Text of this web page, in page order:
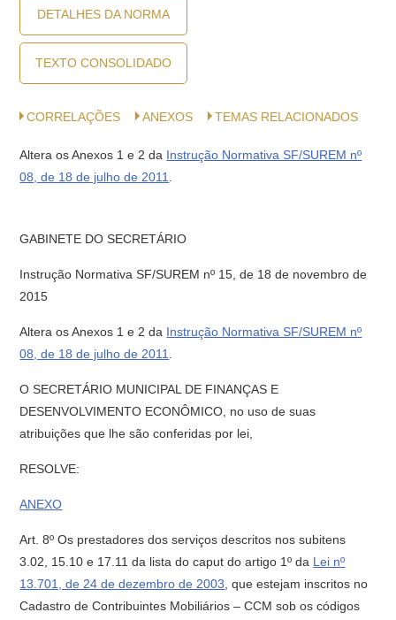
DETALHES DA NORMA
TEXTO CONSOLIDADO
CORRELAÇÕES ANEXOS TEMAS RELACIONADOS
Altera os Anexos 1 e 2 da Instrução Normativa SF/SUREM nº
08, de 18 de julho de 2011
GABINETE DO SECRETÁRIO
Instrução Normativa SF/SUREM nº 15, de 18 de novembro de
2015
Altera os Anexos 1 e 2 da Instrução Normativa SF/SUREM nº
08, de 18 de julho de 2011
O SECRETÁRIO MUNICIPAL DE FINANÇAS E
DESENVOLVIMENTO ECONÔMICO, no uso de suas
atribuições que lhe são conferidas por lei,
RESOLVE:
ANEXO
Art. 8º Os prestadores dos serviços descritos nos subitens
3.02, 15.10 e 17.11 da lista do caput do artigo 1º da Lei nº
13.701, de 24 de dezembro de 2003 , que estejam inscritos no
Cadastro de Contribuintes Mobiliários – CCM sob os códigos